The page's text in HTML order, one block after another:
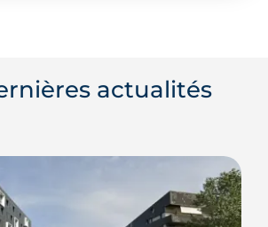
actualités